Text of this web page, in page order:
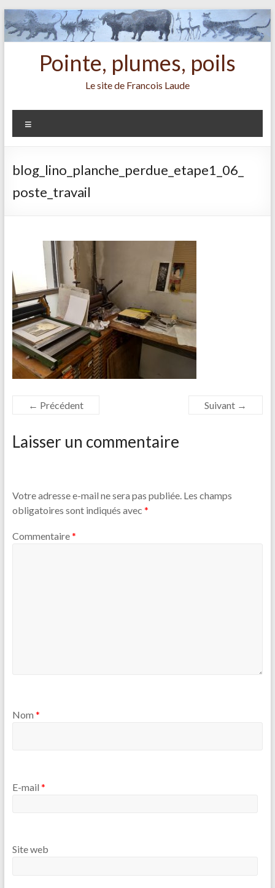
Aller
au
contenu
Pointe, plumes, poils
Le site de Francois Laude
blog_lino_planche_perdue_etape1_06_
poste_travail
← Précédent Suivant →
Laisser un commentaire
Votre adresse e-mail ne sera pas publiée. Les champs
obligatoires sont indiqués avec *
Commentaire*
Nom *
E-mail *
Site web